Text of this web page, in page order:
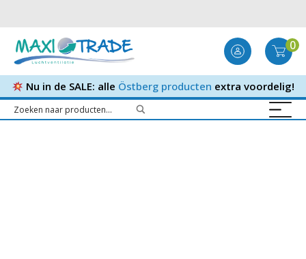
0
Nu in de SALE: alle Östberg producten extra voordelig!